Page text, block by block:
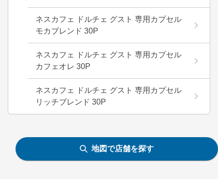
ネスカフェ ドルチェ グスト 専用カプセル
モカブレンド 30P
ネスカフェ ドルチェ グスト 専用カプセル
カフェオレ 30P
ネスカフェ ドルチェ グスト 専用カプセル
リッチブレンド 30P
地図で店舗を探す